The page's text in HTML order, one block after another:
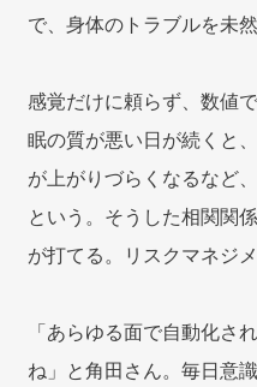
で、身体のトラブルを未
感覚だけに頼らず、数値
眠の質が悪い日が続くと
が上がりづらくなるなど
という。そうした相関関
が打てる。リスクマネジ
「あらゆる面で自動化さ
ね」と角田さん。毎日意